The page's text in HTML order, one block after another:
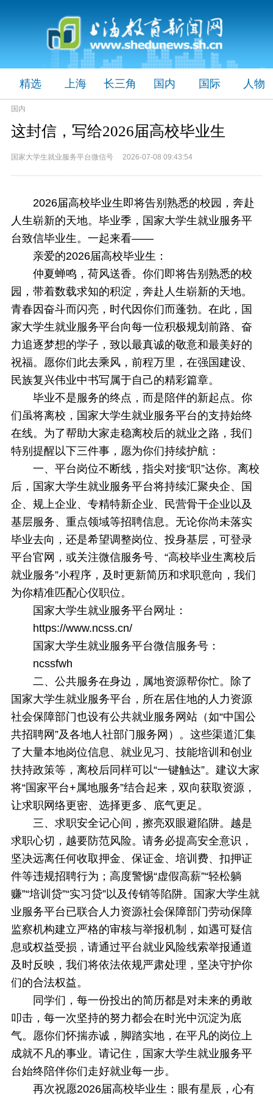
精选 上海 长三角 国内 国际 人物
国内
这封信，写给2026届高校毕业生
国家大学生就业服务平台微信号 2026-07-08 09:43:54
2026届高校毕业生即将告别熟悉的校园，奔赴
人生崭新的天地。毕业季，国家大学生就业服务平
台致信毕业生。一起来看——
亲爱的2026届高校毕业生：
仲夏蝉鸣，荷风送香。你们即将告别熟悉的校
园，带着数载求知的积淀，奔赴人生崭新的天地。
青春因奋斗而闪亮，时代因你们而蓬勃。在此，国
家大学生就业服务平台向每一位积极规划前路、奋
力追逐梦想的学子，致以最真诚的敬意和最美好的
祝福。愿你们此去乘风，前程万里，在强国建设、
民族复兴伟业中书写属于自己的精彩篇章。
毕业不是服务的终点，而是陪伴的新起点。你
们虽将离校，国家大学生就业服务平台的支持始终
在线。为了帮助大家走稳离校后的就业之路，我们
特别提醒以下三件事，愿为你们持续护航：
一、平台岗位不断线，指尖对接“职”达你。离校
后，国家大学生就业服务平台将持续汇聚央企、国
企、规上企业、专精特新企业、民营骨干企业以及
基层服务、重点领域等招聘信息。无论你尚未落实
毕业去向，还是希望调整岗位、投身基层，可登录
平台官网，或关注微信服务号、“高校毕业生离校后
就业服务”小程序，及时更新简历和求职意向，我们
为你精准匹配心仪职位。
国家大学生就业服务平台网址：
https://www.ncss.cn/
国家大学生就业服务平台微信服务号：
ncssfwh
二、公共服务在身边，属地资源帮你忙。除了
国家大学生就业服务平台，所在居住地的人力资源
社会保障部门也设有公共就业服务网站（如“中国公
共招聘网”及各地人社部门服务网）。这些渠道汇集
了大量本地岗位信息、就业见习、技能培训和创业
扶持政策等，离校后同样可以“一键触达”。建议大家
将“国家平台+属地服务”结合起来，双向获取资源，
让求职网络更密、选择更多、底气更足。
三、求职安全记心间，擦亮双眼避陷阱。越是
求职心切，越要防范风险。请务必提高安全意识，
坚决远离任何收取押金、保证金、培训费、扣押证
件等违规招聘行为；高度警惕“虚假高薪”“轻松躺
赚”“培训贷”“实习贷”以及传销等陷阱。国家大学生就
业服务平台已联合人力资源社会保障部门劳动保障
监察机构建立严格的审核与举报机制，如遇可疑信
息或权益受损，请通过平台就业风险线索举报通道
及时反映，我们将依法依规严肃处理，坚决守护你
们的合法权益。
同学们，每一份投出的简历都是对未来的勇敢
叩击，每一次坚持的努力都会在时光中沉淀为底
气。愿你们怀揣赤诚，脚踏实地，在平凡的岗位上
成就不凡的事业。请记住，国家大学生就业服务平
台始终陪伴你们走好就业每一步。
再次祝愿2026届高校毕业生：眼有星辰，心有